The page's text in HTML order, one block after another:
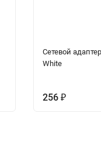
Сетевой
White
256 ₽